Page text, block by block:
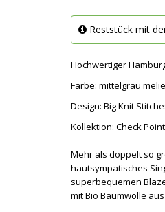
Reststück mit
Hochwertiger
Farbe: mittelgrau
Design: Big Knit
Kollektion: Check Point
Mehr als doppelt so
hautsympatisches
superbequemen
mit Bio Baumwolle